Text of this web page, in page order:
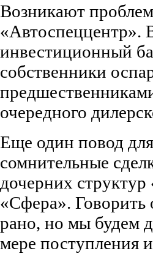
Возникают
«Автоспеццентр».
инвестиционный
собственники
очередного
Еще один повод
сомнительные
дочерних
«Сфера». Говорить
рано, но мы будем
мере поступления